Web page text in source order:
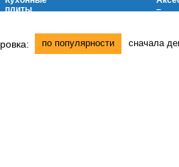
по популярности сначала